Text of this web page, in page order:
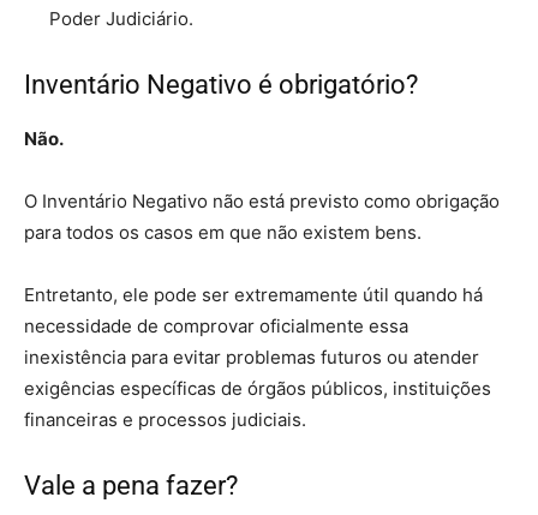
Poder Judiciário.
Inventário Negativo é obrigatório?
Não.
O Inventário Negativo não está previsto como obrigação
para todos os casos em que não existem bens.
Entretanto, ele pode ser extremamente útil quando há
necessidade de comprovar oficialmente essa
inexistência para evitar problemas futuros ou atender
exigências específicas de órgãos públicos, instituições
financeiras e processos judiciais.
Vale a pena fazer?